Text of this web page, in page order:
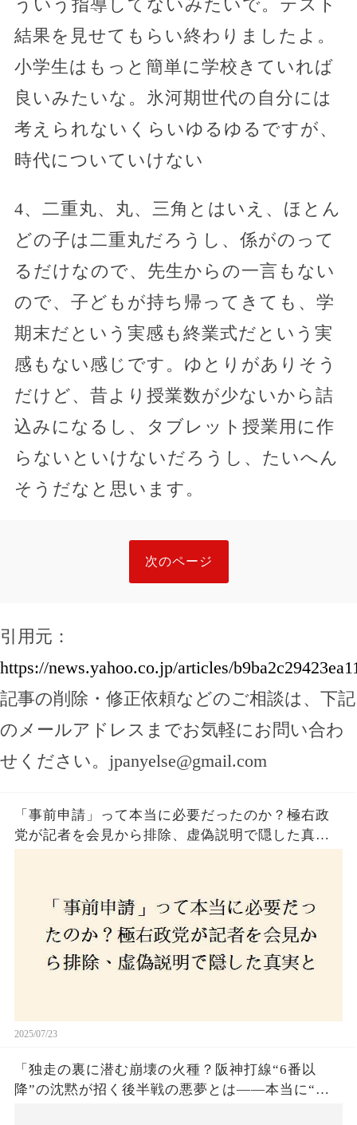
ういう指導してないみたいで。テスト
結果を見せてもらい終わりましたよ。
小学生はもっと簡単に学校きていれば
良いみたいな。氷河期世代の自分には
考えられないくらいゆるゆるですが、
時代についていけない
4、二重丸、丸、三角とはいえ、ほとん
どの子は二重丸だろうし、係がのって
るだけなので、先生からの一言もない
ので、子どもが持ち帰ってきても、学
期末だという実感も終業式だという実
感もない感じです。ゆとりがありそう
だけど、昔より授業数が少ないから詰
込みになるし、タブレット授業用に作
らないといけないだろうし、たいへん
そうだなと思います。
次のページ
引用元：
https://news.yahoo.co.jp/articles/
記事の削除・修正依頼などのご相談は、下記
のメールアドレスまでお気軽にお問い合わ
せください。 jpanyelse@gmail.com
「事前申請」って本当に必要だったのか？極右政
党が記者を会見から排除、虚偽説明で隠した真実
2025/07/23
「独走の裏に潜む崩壊の火種？阪神打線“6番以
降”の沈黙が招く後半戦の悪夢とは——本当に“強